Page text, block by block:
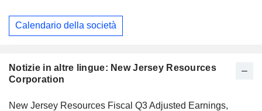
Notizie in altre lingue: New Jersey Resources
Corporation
New Jersey Resources Fiscal Q3 Adjusted Earnings,
Calendario della società